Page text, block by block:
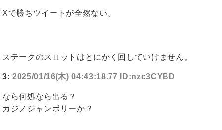
Xで勝ちツイートが全然ない。
ステークのスロットはとにかく回していけません。
3: 2025/01/16(木) 04:43:18.77 ID:nzc3CYBD
なら何処なら出る？
カジノジャンボリーか？